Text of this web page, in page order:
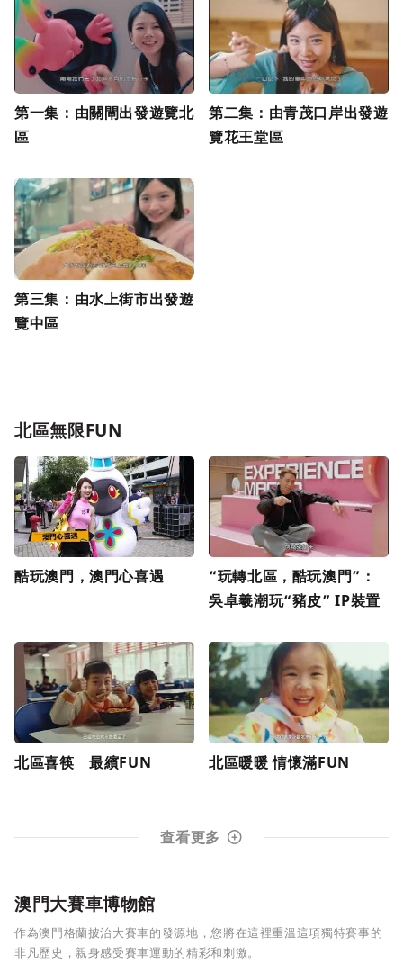
第一集：由關閘出發遊覽北
區
第二集：由青茂口岸出發遊
覽花王堂區
第三集：由水上街市出發遊
覽中區
北區無限FUN
酷玩澳門，澳門心喜遇
“玩轉北區，酷玩澳門”：
吳卓羲潮玩“豬皮” IP裝置
北區喜筷 最繽FUN 北區暖暖 情懷滿FUN
查看更多
澳門大賽車博物館
作為澳門格蘭披治大賽車的發源地，您將在這裡重溫這項獨特賽事的
非凡歷史，親身感受賽車運動的精彩和刺激。